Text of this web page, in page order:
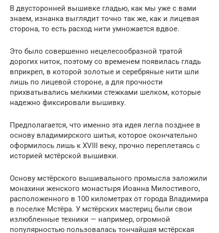
В двусторонней вышивке гладью, как мы уже с вами
знаем, изнанка выглядит точно так же, как и лицевая
сторона, то есть расход нити умножается вдвое.
Это было совершенно нецелесообразной тратой
дорогих ниток, поэтому со временем появилась гладь
вприкреп, в которой золотые и серебряные нити шли
лишь по лицевой стороне, а для прочности
прихватывались мелкими стежками шелком, которые
надежно фиксировали вышивку.
Предполагается, что именно эта идея легла позднее в
основу владимирского шитья, которое окончательно
оформилось лишь к XVIII веку, прочно переплетаясь с
историей мстёрской вышивки.
Основу мстёрского вышивального промысла заложили
монахини женского монастыря Иоанна Милостивого,
расположенного в 100 километрах от города Владимира
в поселке Мстёра. У мстёрских мастериц были свои
излюбленные техники — например, огромной
популярностью пользовалась тончайшая мстёрская